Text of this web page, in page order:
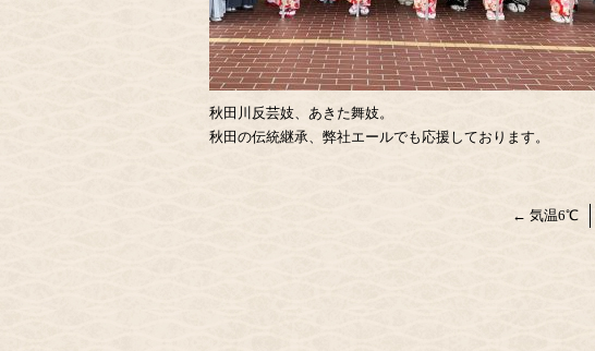
秋田川反芸妓、あきた舞妓。
秋田の伝統継承、弊社エールでも応援しております。
← 気温6℃